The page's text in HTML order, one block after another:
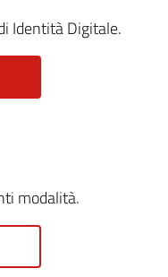
Identità Digitale.
modalità.